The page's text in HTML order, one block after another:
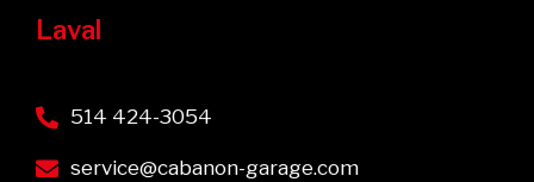
Laval
514 424-3054
service@cabanon-garage.com